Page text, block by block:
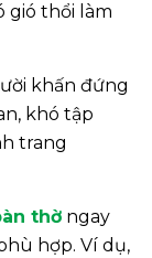
gió thổi làm
khấn đứng
khó tập
trang
thờ ngay
hợp. Ví dụ,